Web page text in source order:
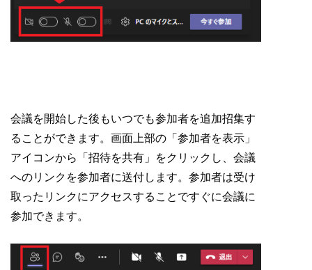
会議を開始した後もいつでも参加者を追加招集す
ることができます。画面上部の「参加者を表示」
アイコンから「招待を共有」をクリックし、会議
へのリンクを参加者に送付します。参加者は受け
取ったリンクにアクセスすることですぐに会議に
参加できます。